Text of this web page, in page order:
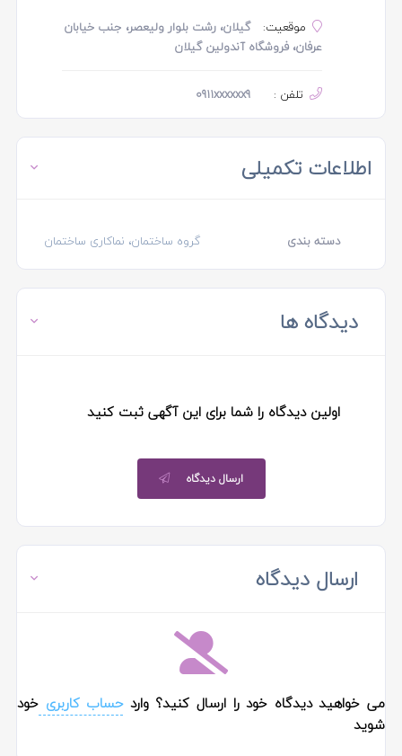
موقعیت:
گیلان، رشت بلوار ولیعصر، جنب خیابان
عرفان، فروشگاه آندولین گیلان
تلفن : 0911xxxxxx9
اطلاعات تکمیلی
دسته بندی گروه ساختمان، نماکاری ساختمان
دیدگاه ها
اولین دیدگاه را شما برای این آگهی ثبت کنید
ارسال دیدگاه
ارسال دیدگاه
می خواهید دیدگاه خود را ارسال کنید؟ واردحساب کاربریخود
شوید